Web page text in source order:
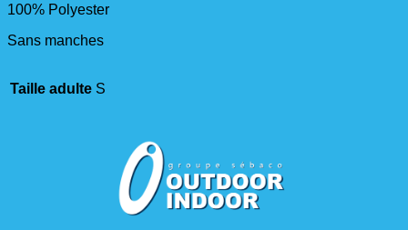
100% Polyester
Sans manches
Taille adulte S